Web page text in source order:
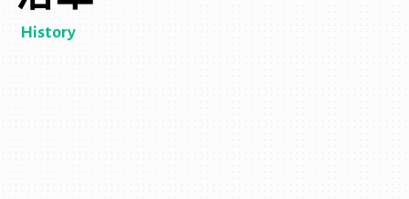
History